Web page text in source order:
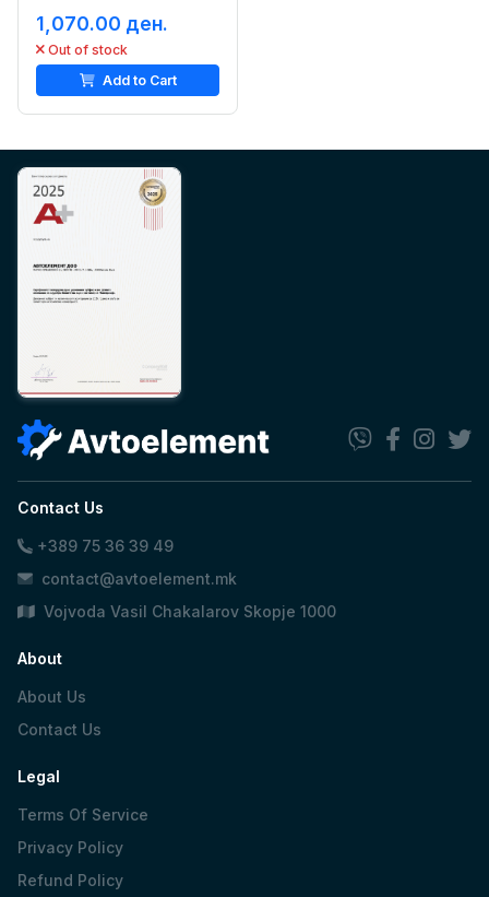
1,070.00 ден.
Out of stock
Add to Cart
Contact Us
+389 75 36 39 49
contact@avtoelement.mk
Vojvoda Vasil Chakalarov Skopje 1000
About
About Us
Contact Us
Legal
Terms Of Service
Privacy Policy
Refund Policy